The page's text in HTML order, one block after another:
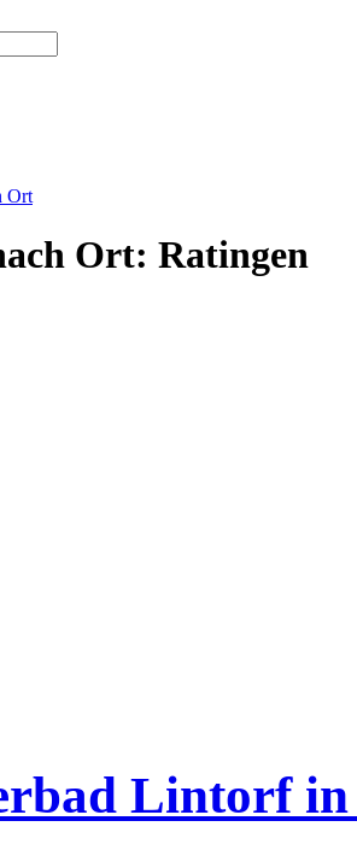
Ort
Ort: Ratingen
Lintorf in